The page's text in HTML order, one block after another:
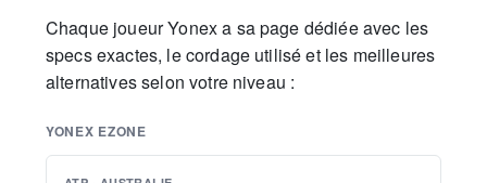
Chaque joueur Yonex a sa page dédiée avec les
specs exactes, le cordage utilisé et les meilleures
alternatives selon votre niveau :
YONEX EZONE